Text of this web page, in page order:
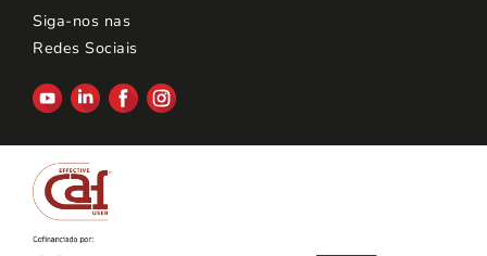
Siga-nos nas
Redes Sociais